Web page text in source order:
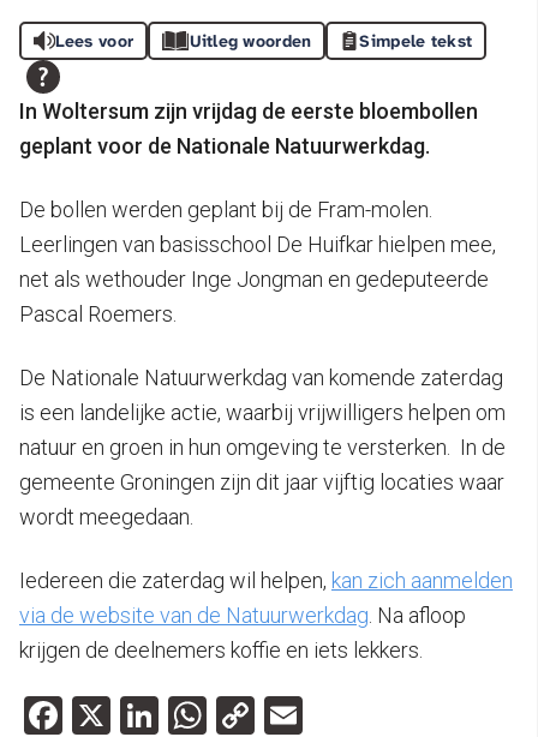
Lees voor Uitleg woorden Simpele tekst
In Woltersum zijn vrijdag de eerste bloembollen
geplant voor de Nationale Natuurwerkdag.
De bollen werden geplant bij de Fram-molen.
Leerlingen van basisschool De Huifkar hielpen mee,
net als wethouder Inge Jongman en gedeputeerde
Pascal Roemers.
De Nationale Natuurwerkdag van komende zaterdag
is een landelijke actie, waarbij vrijwilligers helpen om
natuur en groen in hun omgeving te versterken. In de
gemeente Groningen zijn dit jaar vijftig locaties waar
wordt meegedaan.
Iedereen die zaterdag wil helpen, kan zich aanmelden
via de website van de Natuurwerkdag . Na afloop
krijgen de deelnemers koffie en iets lekkers.
Facebook
X LinkedIn
WhatsApp
Copy